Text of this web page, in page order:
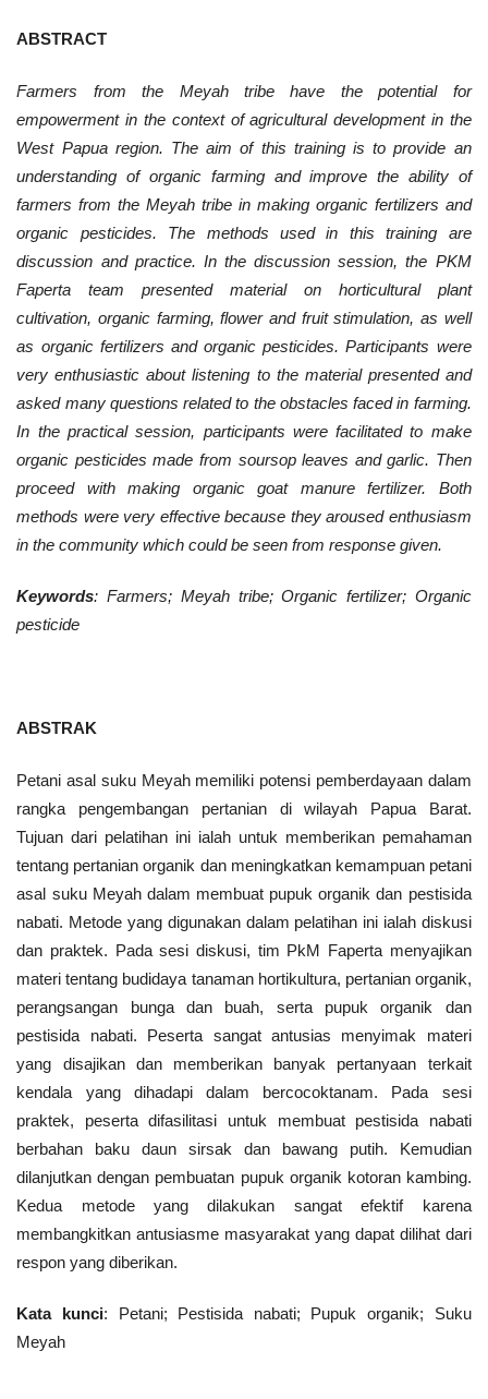
ABSTRACT
Farmers from the Meyah tribe have the potential for
empowerment in the context of agricultural development in the
West Papua region. The aim of this training is to provide an
understanding of organic farming and improve the ability of
farmers from the Meyah tribe in making organic fertilizers and
organic pesticides. The methods used in this training are
discussion and practice. In the discussion session, the PKM
Faperta team presented material on horticultural plant
cultivation, organic farming, flower and fruit stimulation, as well
as organic fertilizers and organic pesticides. Participants were
very enthusiastic about listening to the material presented and
asked many questions related to the obstacles faced in farming.
In the practical session, participants were facilitated to make
organic pesticides made from soursop leaves and garlic. Then
proceed with making organic goat manure fertilizer. Both
methods were very effective because they aroused enthusiasm
in the community which could be seen from response given.
Keywords: Farmers; Meyah tribe; Organic fertilizer; Organic
pesticide
ABSTRAK
Petani asal suku Meyah memiliki potensi pemberdayaan dalam
rangka pengembangan pertanian di wilayah Papua Barat.
Tujuan dari pelatihan ini ialah untuk memberikan pemahaman
tentang pertanian organik dan meningkatkan kemampuan petani
asal suku Meyah dalam membuat pupuk organik dan pestisida
nabati. Metode yang digunakan dalam pelatihan ini ialah diskusi
dan praktek. Pada sesi diskusi, tim PkM Faperta menyajikan
materi tentang budidaya tanaman hortikultura, pertanian organik,
perangsangan bunga dan buah, serta pupuk organik dan
pestisida nabati. Peserta sangat antusias menyimak materi
yang disajikan dan memberikan banyak pertanyaan terkait
kendala yang dihadapi dalam bercocoktanam. Pada sesi
praktek, peserta difasilitasi untuk membuat pestisida nabati
berbahan baku daun sirsak dan bawang putih. Kemudian
dilanjutkan dengan pembuatan pupuk organik kotoran kambing.
Kedua metode yang dilakukan sangat efektif karena
membangkitkan antusiasme masyarakat yang dapat dilihat dari
respon yang diberikan.
Kata kunci: Petani; Pestisida nabati; Pupuk organik; Suku
Meyah